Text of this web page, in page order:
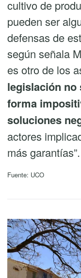
cultivo de
pueden ser
defensas de
según señala
es otro de los
legislación no
forma
soluciones
actores
más garantías”.
Fuente: UCO